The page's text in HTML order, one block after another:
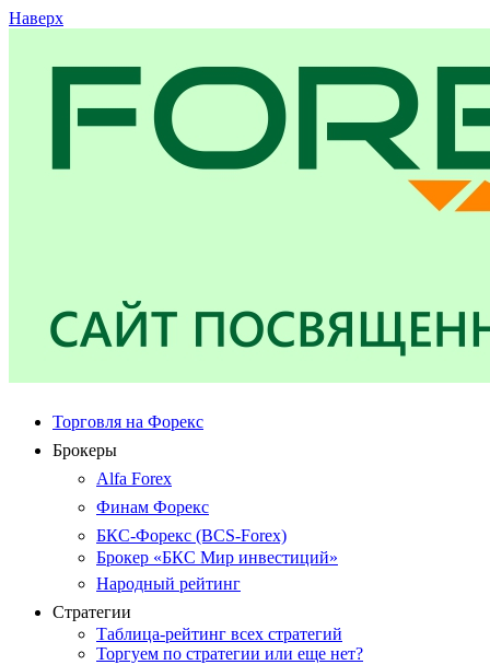
Наверх
Торговля на Форекс
Брокеры
Alfa Forex
Финам Форекс
БКС-Форекс (BCS-Forex)
Брокер «БКС Мир инвестиций»
Народный рейтинг
Стратегии
Таблица-рейтинг всех стратегий
Торгуем по стратегии или еще нет?